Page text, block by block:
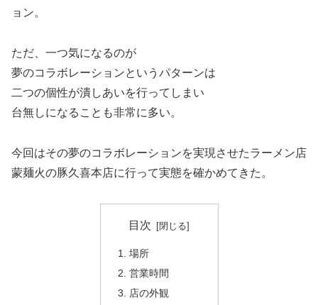
ョン。
ただ、一つ気になるのが
夢のコラボレーションというパターンは
二つの個性が潰しあいを行ってしまい
台無しになることも非常に多い。
今回はその夢のコラボレーションを実現させたラーメン店
蒙麺火の豚久喜本店に行って実態を確かめてきた。
目次
場所
営業時間
店の外観